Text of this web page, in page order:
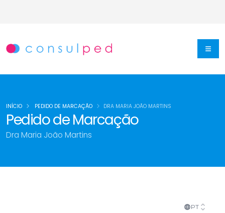
Pedido de Marcação
Dra Maria João Martins
INÍCIO PEDIDO DE MARCAÇÃO DRA MARIA JOÃO MARTINS